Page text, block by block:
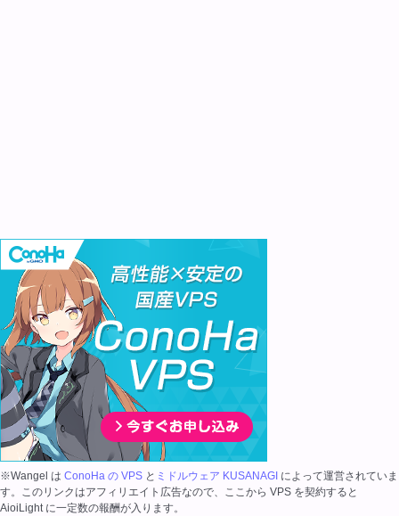
※Wangel は ConoHa の VPS と ミドルウェア KUSANAGI によって運営されていま
す。このリンクはアフィリエイト広告なので、ここから VPS を契約すると
AioiLight に一定数の報酬が入ります。